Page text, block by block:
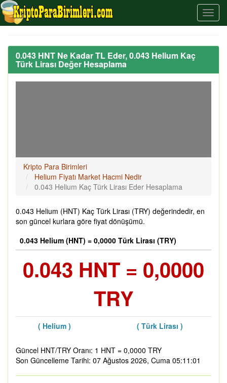
0.043 HNT Ne Kadar TL Eder, 0.043 Helium Kaç
Türk Lirası Değer Hesaplama
Kripto Para Birimleri
Helium Fiyatı Market Hacmi Nedir
0.043 Helium Kaç Türk Lirası Eder Hesaplama
0.043 Helium (HNT) Kaç Türk Lirası (TRY) değerindedir, en
son güncel kurlara göre fiyat dönüşümü.
0.043 Helium (HNT) = 0,0000 Türk Lirası (TRY)
0.043 HNT = 0,0000
TRY
( Helium ) ( Türk Lirası )
Güncel HNT/TRY Oranı: 1 HNT = 0,0000 TRY
Son Güncelleme Tarihi: 07 Ağustos 2026, Cuma 05:11:01